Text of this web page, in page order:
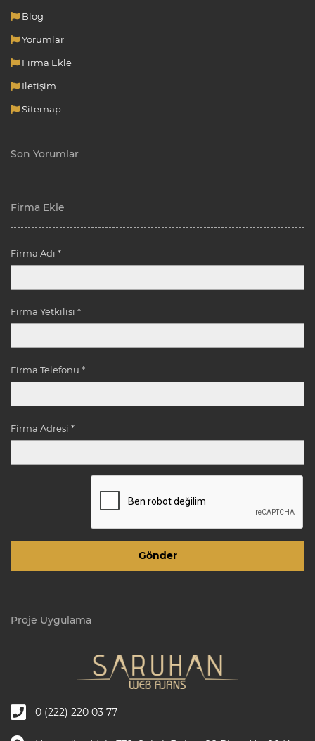
Blog
Yorumlar
Firma Ekle
İletişim
Sitemap
Son Yorumlar
Firma Ekle
Firma Adı *
Firma Yetkilisi *
Firma Telefonu *
Firma Adresi *
Proje Uygulama
0 (222) 220 03 77